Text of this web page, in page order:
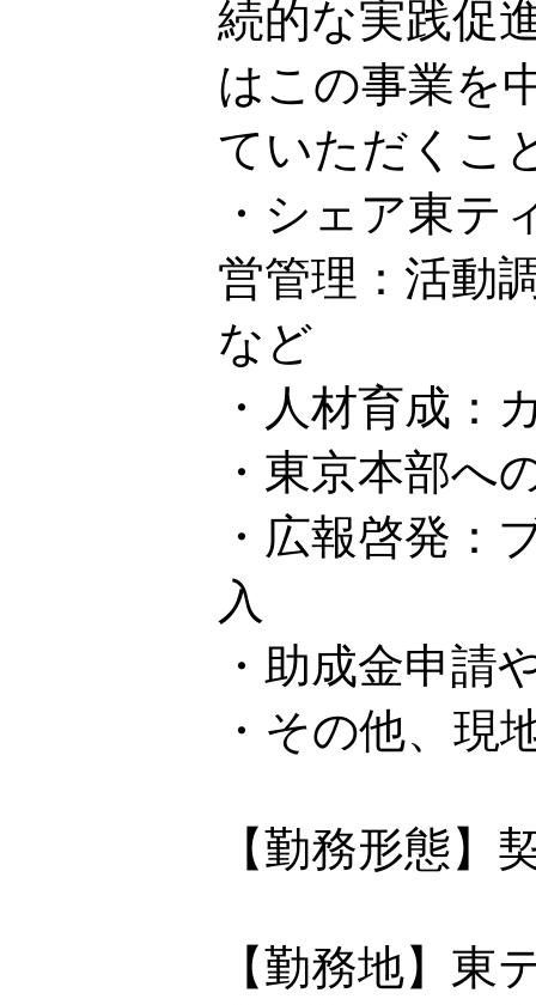
続的な実践促
はこの事業を
ていただくこ
・シェア東テ
営管理：活動
など
・人材育成：
・東京本部へ
・広報啓発：
入
・助成金申請
・その他、現
【勤務形態】
【勤務地】